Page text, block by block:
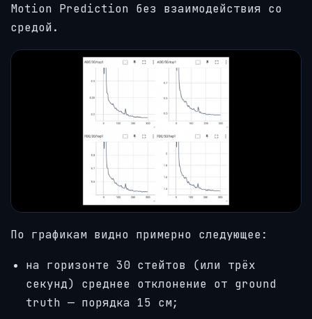
Motion Prediction без взаимодействия со
средой.
По графикам видно примерно следующее:
на горизонте 30 стейтов (или трёх
секунд) среднее отклонение от ground
truth — порядка 15 см;